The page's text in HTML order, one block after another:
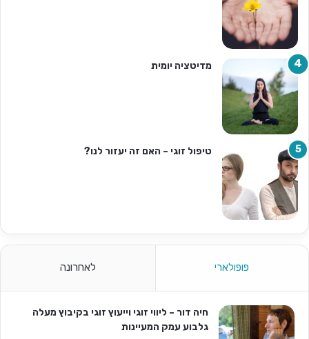
מדיטציה יומית
טיפול זוגי – האם זה יעזור לנו?
פופולארי לאחרונה
חיה דור – ליווי זוגי וייעוץ זוגי בקיבוץ מעלה
גלבוע עמק המעיינות